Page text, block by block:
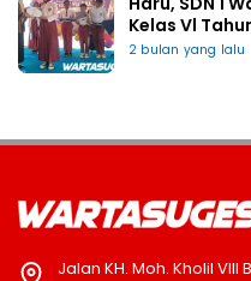
Kelas Vl
2 bulan yang lalu
Jalan KH. Moh. Kholil